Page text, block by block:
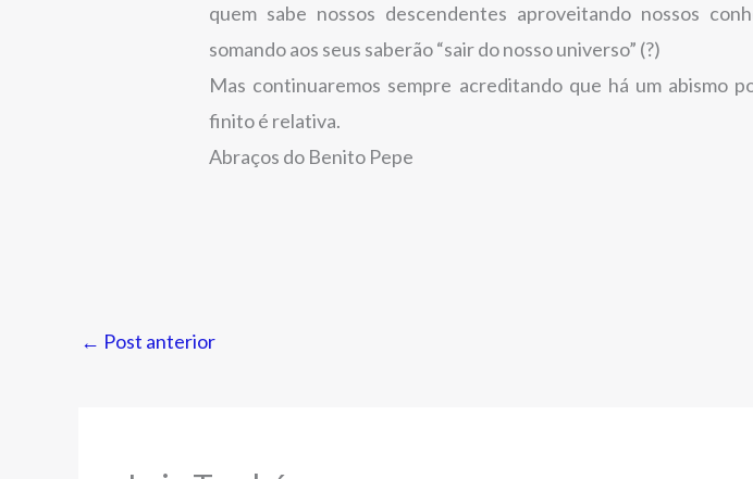
quem sabe nossos descendentes aproveitando nossos
somando aos seus saberão “sair do nosso universo” (?)
Mas continuaremos sempre acreditando que há um abismo
finito é relativa.
Abraços do Benito Pepe
← Post anterior